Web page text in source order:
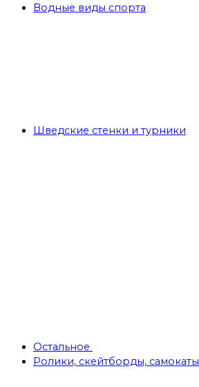
Водные виды спорта
Шведские стенки и турники
Остальное
Ролики, скейтборды, самокаты